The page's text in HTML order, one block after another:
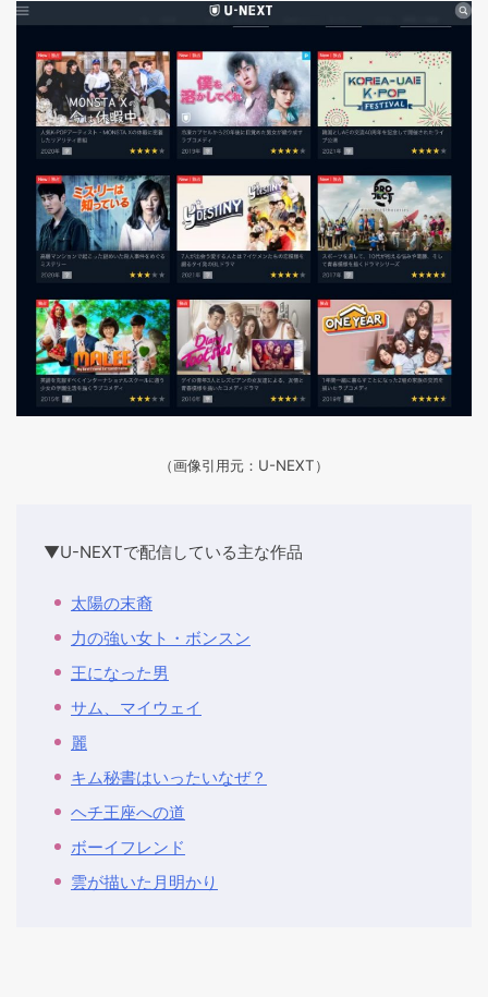
（画像引用元：U-NEXT）
▼U-NEXTで配信している主な作品
太陽の末裔
力の強い女ト・ボンスン
王になった男
サム、マイウェイ
麗
キム秘書はいったいなぜ？
ヘチ王座への道
ボーイフレンド
雲が描いた月明かり